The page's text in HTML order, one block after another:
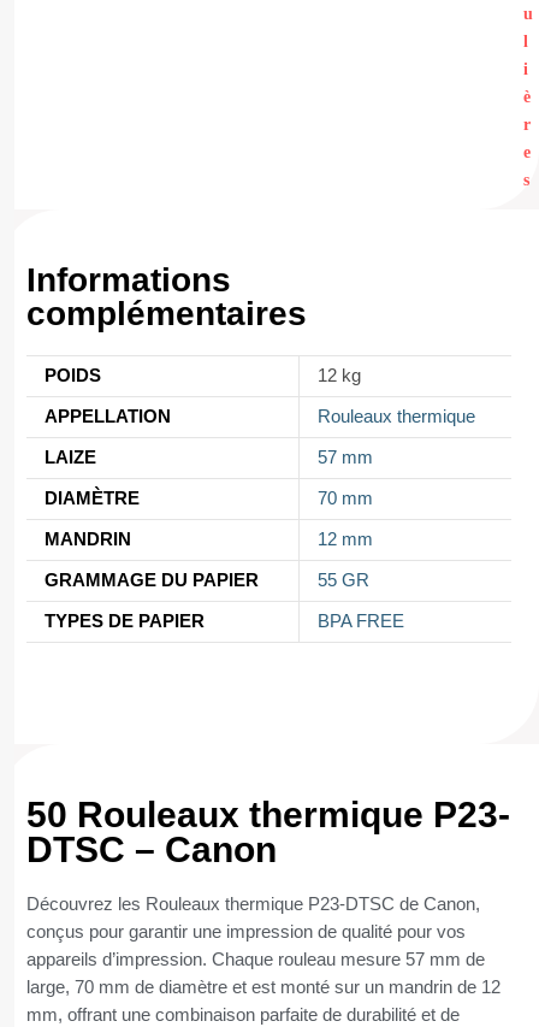
u
l
i
è
r
e
s
Informations
complémentaires
POIDS 12 kg
APPELLATION Rouleaux thermique
LAIZE 57 mm
DIAMÈTRE 70 mm
MANDRIN 12 mm
GRAMMAGE DU PAPIER 55 GR
TYPES DE PAPIER BPA FREE
50 Rouleaux thermique P23-
DTSC – Canon
Découvrez les Rouleaux thermique P23-DTSC de Canon,
conçus pour garantir une impression de qualité pour vos
appareils d’impression. Chaque rouleau mesure 57 mm de
large, 70 mm de diamètre et est monté sur un mandrin de 12
mm, offrant une combinaison parfaite de durabilité et de